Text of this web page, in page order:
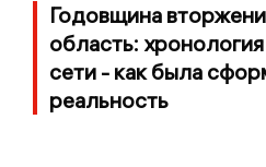
Годовщина
область:
сети - как была
реальность